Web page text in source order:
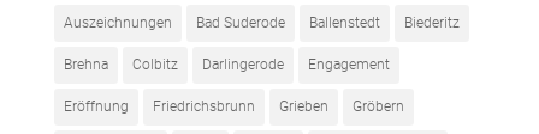
Auszeichnungen Bad Suderode Ballenstedt Biederitz
Brehna Colbitz Darlingerode Engagement
Eröffnung Friedrichsbrunn Grieben Gröbern